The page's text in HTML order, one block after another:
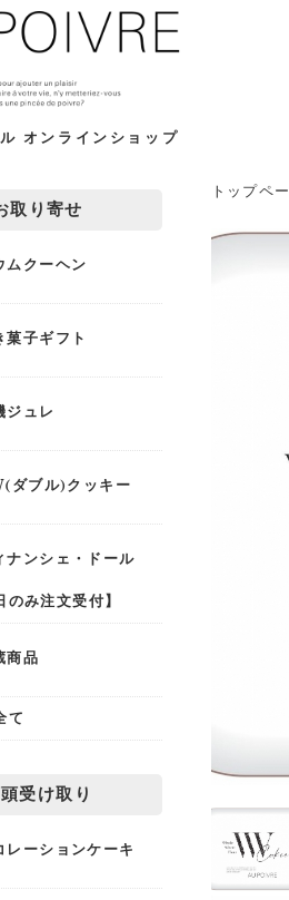
オンラインショップ
取り寄せ
ムクーヘン
菓子ギフト
ジュレ
ダブル)クッキー
ナンシェ・ドール
のみ注文受付】
商品
て
受け取り
レーションケーキ
トップペ